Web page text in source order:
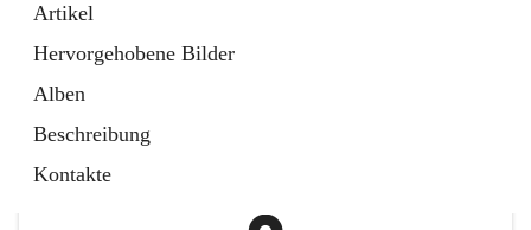
Artikel
Hervorgehobene Bilder
Alben
Beschreibung
Kontakte
Tab
Termine Schuljahr 2025/2026
Artikel
öffnet
in
neuem
Tab